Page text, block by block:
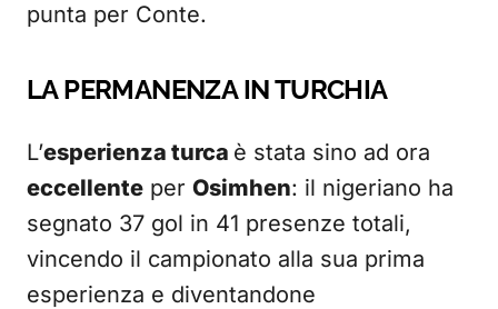
punta per Conte.
LA PERMANENZA IN TURCHIA
L’esperienza turca è stata sino ad ora
eccellente per Osimhen: il nigeriano ha
segnato 37 gol in 41 presenze totali,
vincendo il campionato alla sua prima
esperienza e diventandone